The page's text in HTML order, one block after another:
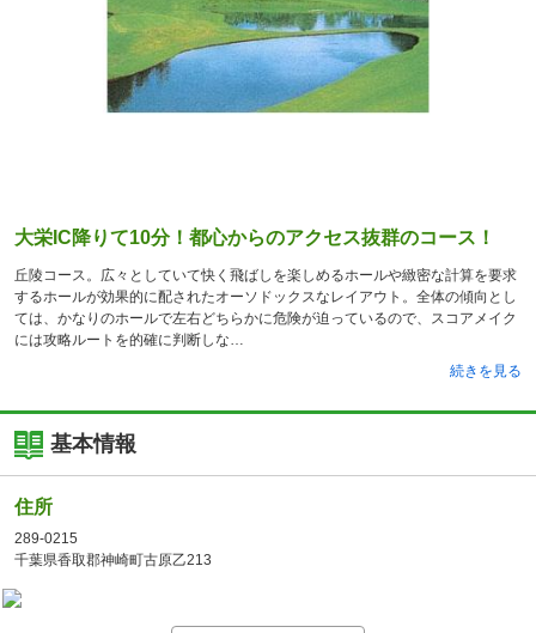
大栄IC降りて10分！都心からのアクセス抜群のコース！
丘陵コース。広々としていて快く飛ばしを楽しめるホールや緻密な計算を要求
するホールが効果的に配されたオーソドックスなレイアウト。全体の傾向とし
ては、かなりのホールで左右どちらかに危険が迫っているので、スコアメイク
には攻略ルートを的確に判断しな
続きを見る
基本情報
住所
289-0215
千葉県香取郡神崎町古原乙213